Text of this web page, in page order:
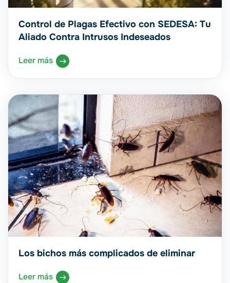
Control de Plagas Efectivo con SEDESA: Tu
Aliado Contra Intrusos Indeseados
Leer más
Los bichos más complicados de eliminar
Leer más